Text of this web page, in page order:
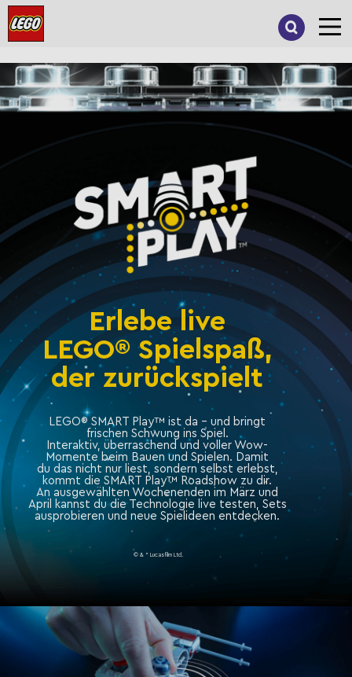
Erlebe live
LEGO® Spielspaß,
der zurückspielt
LEGO® SMART Play™ ist da – und bringt
frischen Schwung ins Spiel.
Interaktiv, überraschend und voller Wow-
Momente beim Bauen und Spielen. Damit
du das nicht nur liest, sondern selbst erlebst,
kommt die SMART Play™ Roadshow zu dir.
An ausgewählten Wochenenden im März und
April kannst du die Technologie live testen, Sets
ausprobieren und neue Spielideen entdecken.
© & " Lucasfilm Ltd.